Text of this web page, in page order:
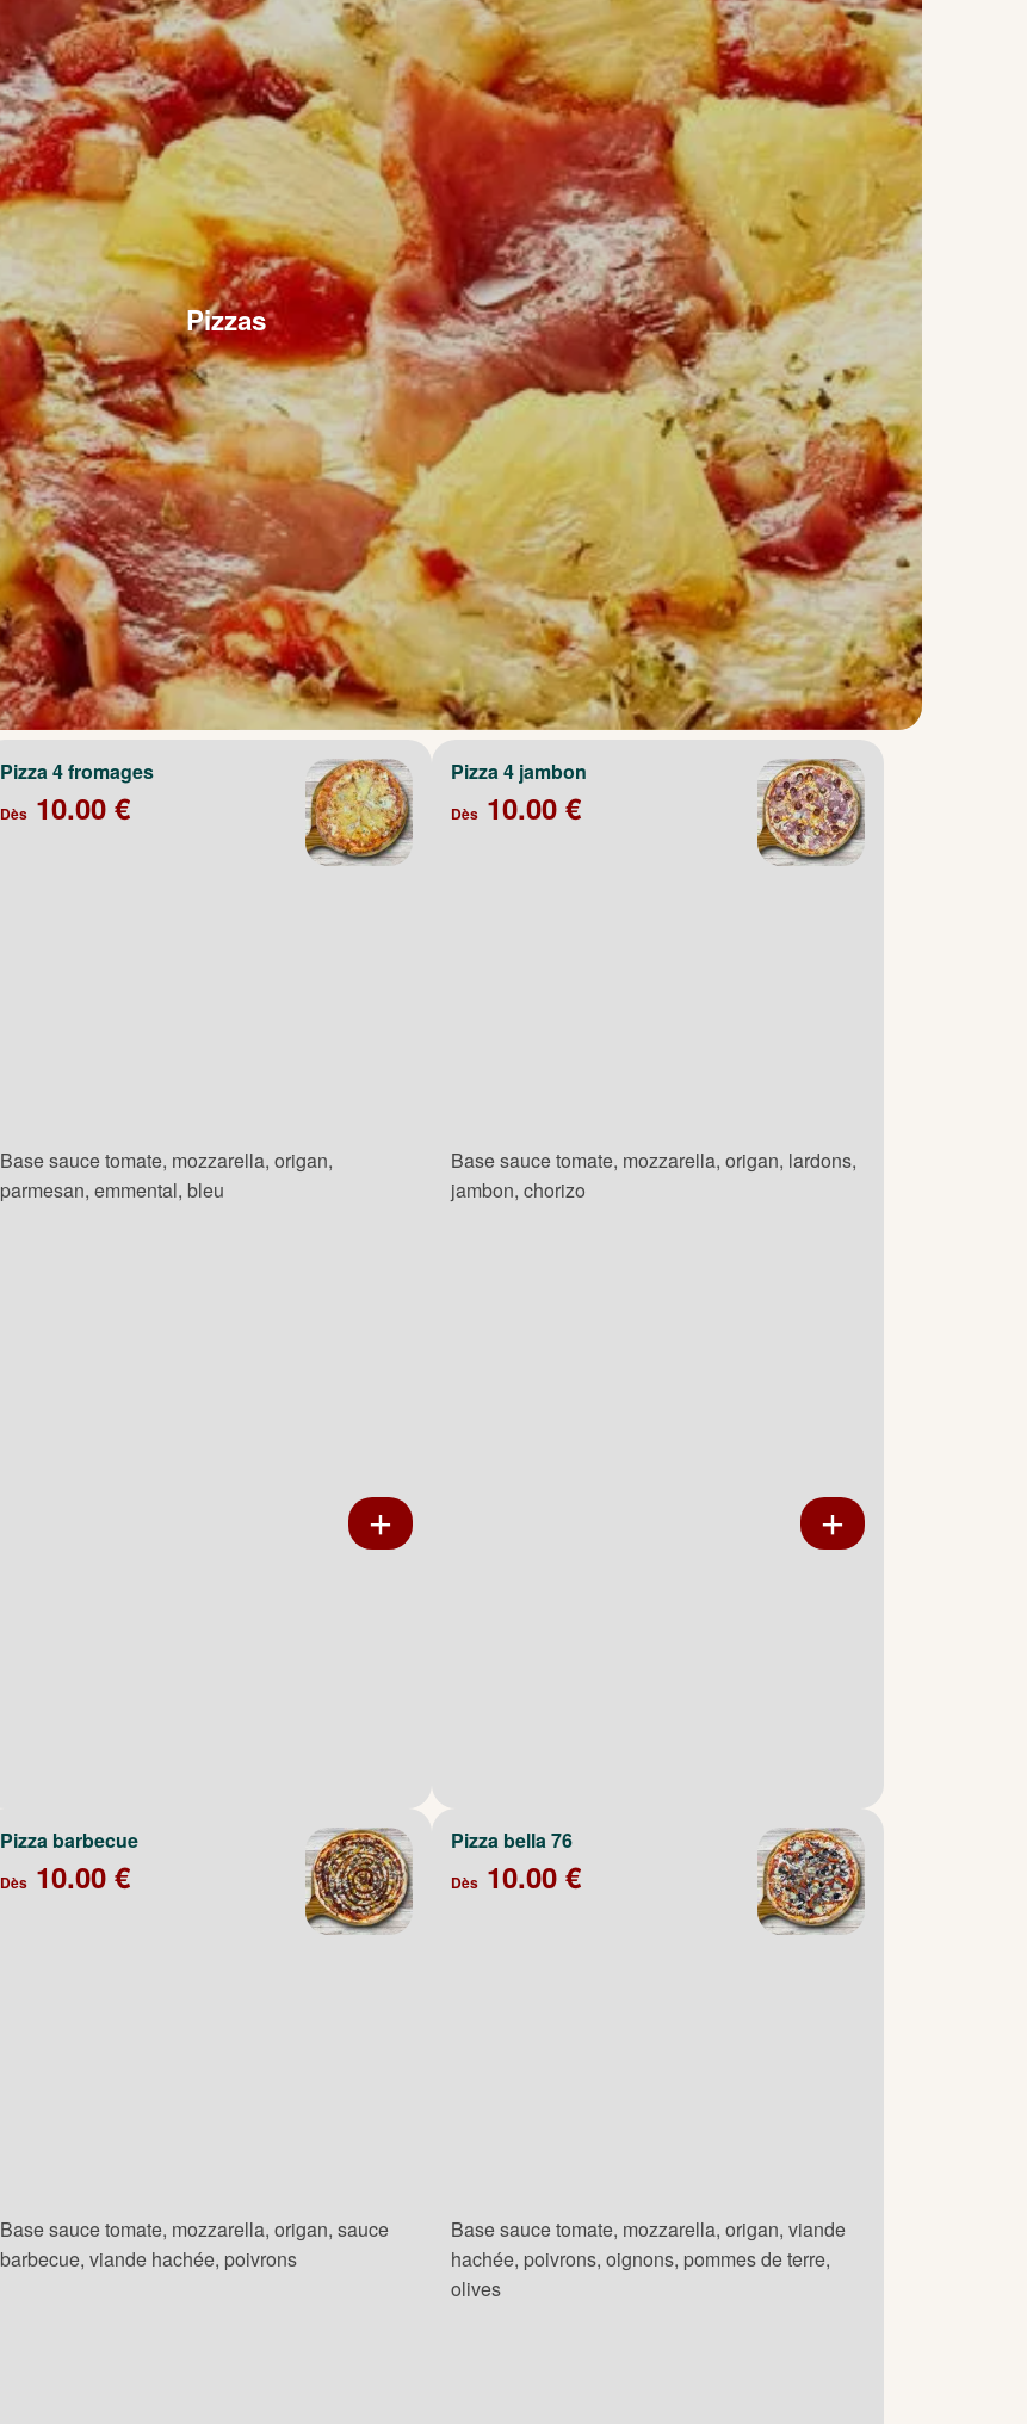
Pizzas
Pizza 4 fromages
Dès10.00 €
Base sauce tomate, mozzarella, origan,
parmesan, emmental, bleu
Pizza 4 jambon
Dès 10.00 €
Base sauce tomate, mozzarella, origan, lardons,
jambon, chorizo
Pizza barbecue
Dès10.00 €
Base sauce tomate, mozzarella, origan, sauce
barbecue, viande hachée, poivrons
Pizza bella 76
Dès 10.00 €
Base sauce tomate, mozzarella, origan, viande
hachée, poivrons, oignons, pommes de terre,
olives